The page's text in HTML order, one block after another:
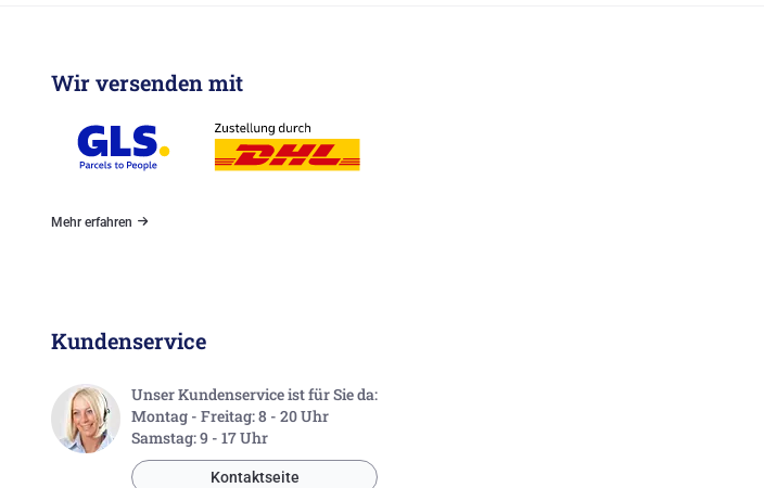
Wir versenden mit
Mehr erfahren
Kundenservice
Unser Kundenservice ist für Sie da:
Montag - Freitag: 8 - 20 Uhr
Samstag: 9 - 17 Uhr
Kontaktseite